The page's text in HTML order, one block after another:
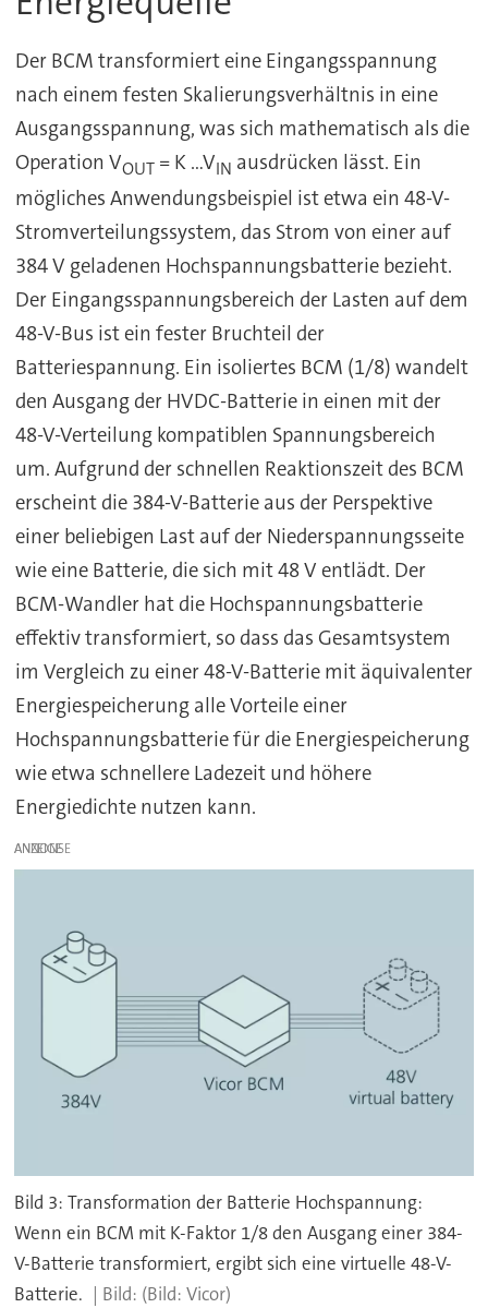
Der BCM transformiert eine Eingangsspannung
nach einem festen Skalierungsverhältnis in eine
Ausgangsspannung, was sich mathematisch als die
Operation VOUT= K ...VIN ausdrücken lässt. Ein
mögliches Anwendungsbeispiel ist etwa ein 48-V-
Stromverteilungssystem, das Strom von einer auf
384 V geladenen Hochspannungsbatterie bezieht.
Der Eingangsspannungsbereich der Lasten auf dem
48-V-Bus ist ein fester Bruchteil der
Batteriespannung. Ein isoliertes BCM (1/8) wandelt
den Ausgang der HVDC-Batterie in einen mit der
48-V-Verteilung kompatiblen Spannungsbereich
um. Aufgrund der schnellen Reaktionszeit des BCM
erscheint die 384-V-Batterie aus der Perspektive
einer beliebigen Last auf der Niederspannungsseite
wie eine Batterie, die sich mit 48 V entlädt. Der
BCM-Wandler hat die Hochspannungsbatterie
effektiv transformiert, so dass das Gesamtsystem
im Vergleich zu einer 48-V-Batterie mit äquivalenter
Energiespeicherung alle Vorteile einer
Hochspannungsbatterie für die Energiespeicherung
wie etwa schnellere Ladezeit und höhere
Energiedichte nutzen kann.
ANZEIGE
Bild 3: Transformation der Batterie Hochspannung:
Wenn ein BCM mit K-Faktor 1/8 den Ausgang einer 384-
V-Batterie transformiert, ergibt sich eine virtuelle 48-V-
Batterie.
(Bild: Vicor)